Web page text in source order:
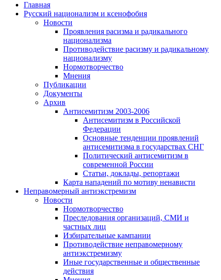
Главная
Русский национализм и ксенофобия
Новости
Проявления расизма и радикального
национализма
Противодействие расизму и радикальному
национализму
Нормотворчество
Мнения
Публикации
Документы
Архив
Антисемитизм 2003-2006
Антисемитизм в Российской
Федерации
Основные тенденции проявлений
антисемитизма в государствах СНГ
Политический антисемитизм в
современной России
Статьи, доклады, репортажи
Карта нападений по мотиву ненависти
Неправомерный антиэкстремизм
Новости
Нормотворчество
Преследования организаций, СМИ и
частных лиц
Избирательные кампании
Противодействие неправомерному
антиэкстремизму
Иные государственные и общественные
действия